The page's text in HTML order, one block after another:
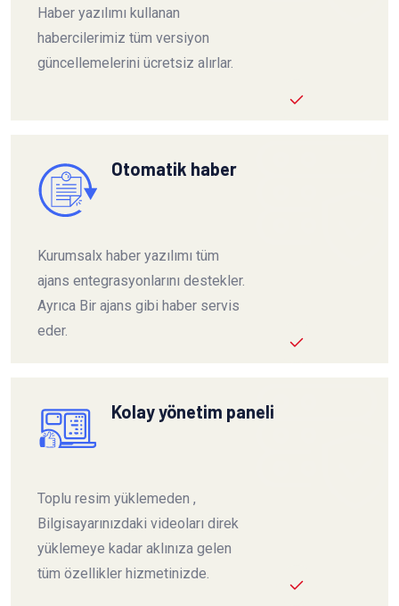
Haber yazılımı kullanan
habercilerimiz tüm versiyon
güncellemelerini ücretsiz alırlar.
Otomatik haber
Kurumsalx haber yazılımı tüm
ajans entegrasyonlarını destekler.
Ayrıca Bir ajans gibi haber servis
eder.
Kolay yönetim paneli
Toplu resim yüklemeden ,
Bilgisayarınızdaki videoları direk
yüklemeye kadar aklınıza gelen
tüm özellikler hizmetinizde.